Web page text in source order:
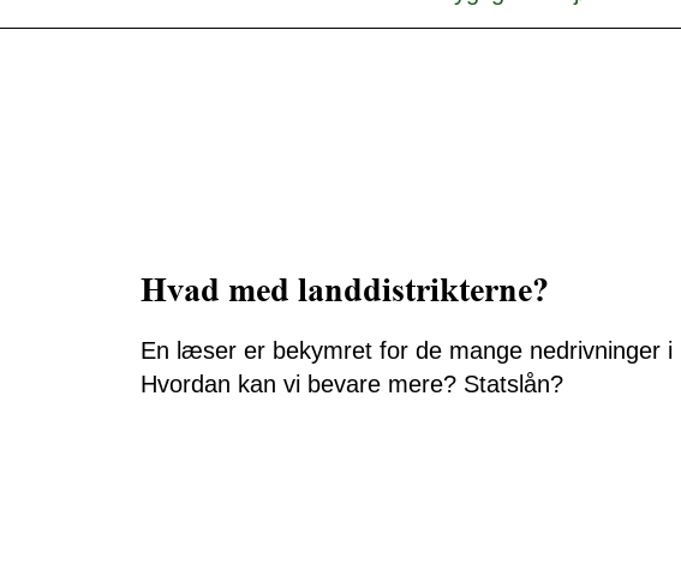
Hvad med landdistrikterne?
En læser er bekymret for de mange nedrivninger i
Hvordan kan vi bevare mere? Statslån?